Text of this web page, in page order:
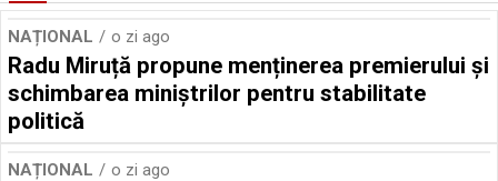
NAȚIONAL o zi ago
Radu Miruță propune menținerea premierului și
schimbarea miniștrilor pentru stabilitate
politică
NAȚIONAL o zi ago